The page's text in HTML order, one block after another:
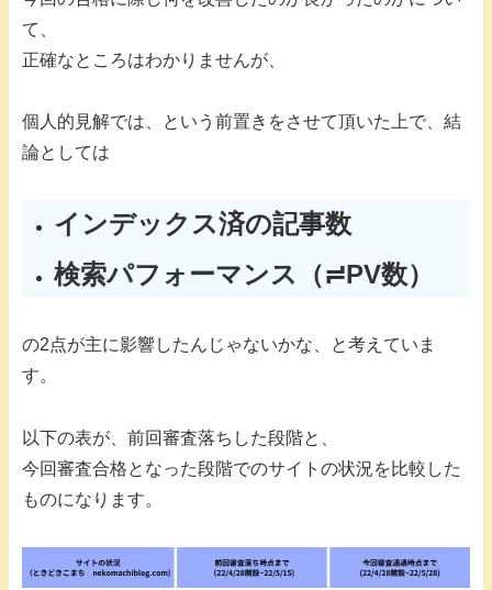
て、
正確なところはわかりませんが、
個人的見解では、という前置きをさせて頂いた上で、結
論としては
インデックス済の記事数
検索パフォーマンス（≓PV数）
の2点が主に影響したんじゃないかな、と考えていま
す。
以下の表が、前回審査落ちした段階と、
今回審査合格となった段階でのサイトの状況を比較した
ものになります。